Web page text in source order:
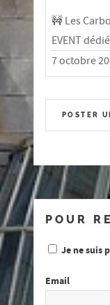
🚧 Les
EVENT
7 octobre
POSTER
POUR
Je ne suis
Email